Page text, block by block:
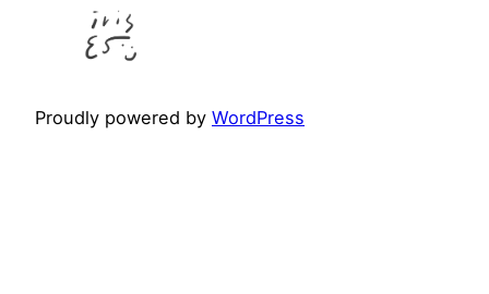
Proudly powered by WordPress